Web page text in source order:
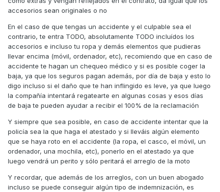
accesorios sean originales o no
En el caso de que tengas un accidente y el culpable sea el
contrario, te entra TODO, absolutamente TODO incluídos los
accesorios e incluso tu ropa y demás elementos que pudieras
llevar encima (móvil, ordenador, etc), recomiendo que en caso de
accidente te hagan un chequeo médico y si es posible coger la
baja, ya que los seguros pagan además, por día de baja y esto lo
digo incluso si el daño que te han inflingido es leve, ya que luego
la compañía intentará regatearte en algunas cosas y esos días
de baja te pueden ayudar a recibir el 100% de la reclamación
Y siempre que sea posible, en caso de accidente intentar que la
policía sea la que haga el atestado y si lleváis algún elemento
que se haya roto en el accidente (la ropa, el casco, el móvil, un
ordenador, una mochila, etc), ponerlo en el atestado ya que
luego vendrá un perito y sólo peritará el arreglo de la moto
Y recordar, que además de los arreglos, con un buen abogado
incluso se puede conseguir algún tipo de indemnización, es